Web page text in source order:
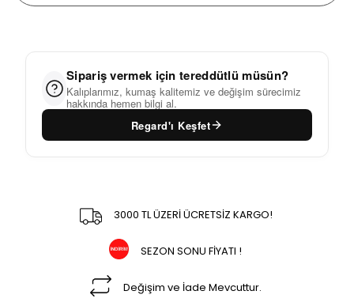
Sipariş vermek için tereddütlü müsün?
Kalıplarımız, kumaş kalitemiz ve değişim sürecimiz
hakkında hemen bilgi al.
Regard'ı Keşfet
3000 TL ÜZERİ ÜCRETSİZ KARGO!
SEZON SONU FİYATI !
Değişim ve İade Mevcuttur.